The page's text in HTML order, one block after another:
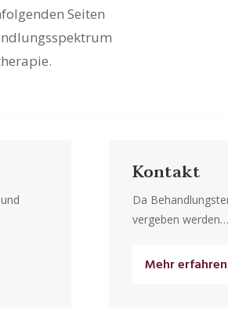
Seiten
Kontakt
Da
vergeben
Mehr erfahren